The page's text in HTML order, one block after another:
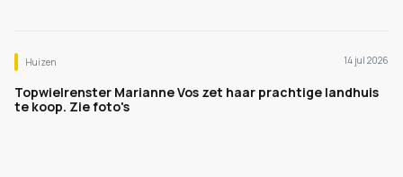
Huizen 14 jul 2026
Topwielrenster Marianne Vos zet haar prachtige landhuis
te koop. Zie foto's